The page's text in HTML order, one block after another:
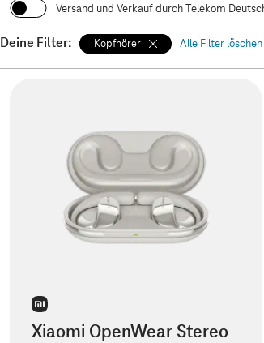
Versand und Verkauf durch Telekom
Deine Filter: Kopfhörer Alle Filter löschen
Xiaomi OpenWear Stereo